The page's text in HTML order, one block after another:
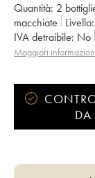
Quantità: 2
macchiate
Livello:
IVA detraibile:
no
Denominazione:
Maggiori
DA